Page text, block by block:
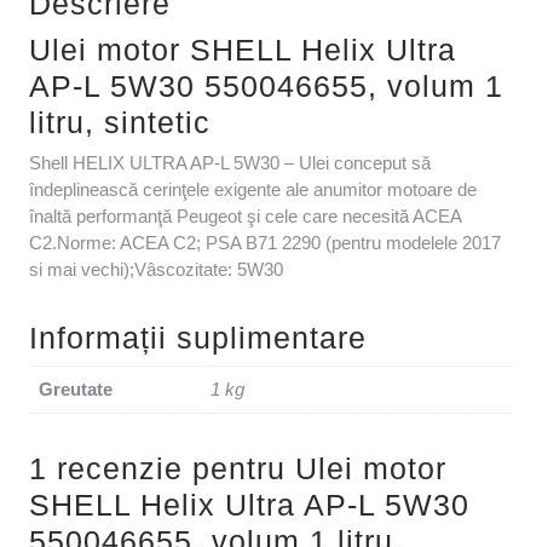
Ulei motor SHELL Helix Ultra
AP-L 5W30 550046655, volum 1
litru, sintetic
Shell HELIX ULTRA AP-L 5W30 – Ulei conceput să
îndeplinească cerinţele exigente ale anumitor motoare de
înaltă performanţă Peugeot şi cele care necesită ACEA
C2.Norme: ACEA C2; PSA B71 2290 (pentru modelele 2017
si mai vechi);Vâscozitate: 5W30
Informații suplimentare
Greutate 1 kg
1 recenzie pentru Ulei motor
SHELL Helix Ultra AP-L 5W30